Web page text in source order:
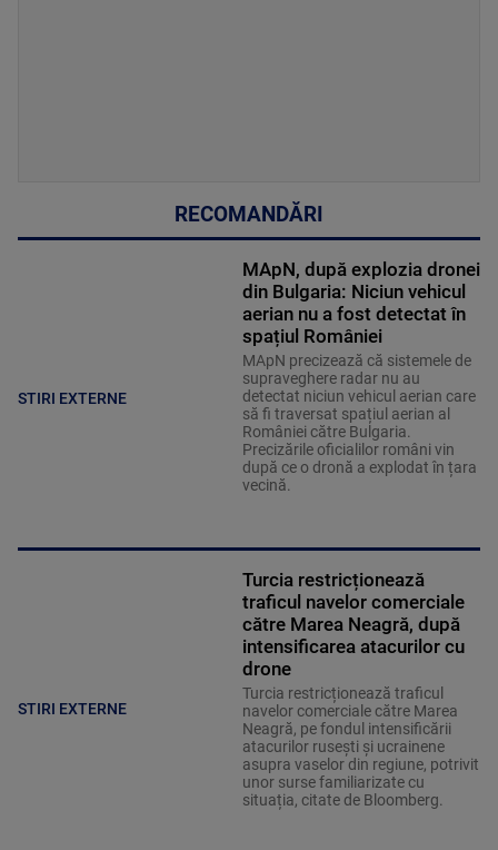
RECOMANDĂRI
STIRI EXTERNE
MApN, după explozia dronei
din Bulgaria: Niciun vehicul
aerian nu a fost detectat în
spațiul României
MApN precizează că sistemele de
supraveghere radar nu au
detectat niciun vehicul aerian care
să fi traversat spațiul aerian al
României către Bulgaria.
Precizările oficialilor români vin
după ce o dronă a explodat în țara
vecină.
STIRI EXTERNE
Turcia restricționează
traficul navelor comerciale
către Marea Neagră, după
intensificarea atacurilor cu
drone
Turcia restricționează traficul
navelor comerciale către Marea
Neagră, pe fondul intensificării
atacurilor rusești și ucrainene
asupra vaselor din regiune, potrivit
unor surse familiarizate cu
situația, citate de Bloomberg.